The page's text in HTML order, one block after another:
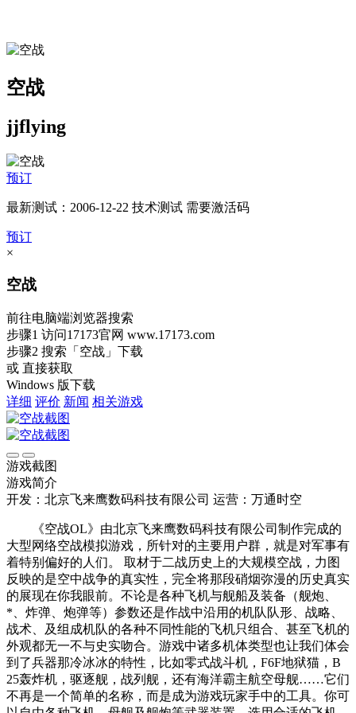
空战
jjflying
预订
最新测试：2006-12-22 技术测试 需要激活码
预订
×
空战
前往电脑端浏览器搜索
步骤1 访问17173官网 www.17173.com
步骤2 搜索 「空战」 下载
或 直接获取
Windows 版下载
详细 评价 新闻 相关游戏
游戏截图
游戏简介
开发：北京飞来鹰数码科技有限公司 运营：万通时空
《空战OL》由北京飞来鹰数码科技有限公司制作完成的
大型网络空战模拟游戏，所针对的主要用户群，就是对军事有
着特别偏好的人们。 取材于二战历史上的大规模空战，力图
反映的是空中战争的真实性，完全将那段硝烟弥漫的历史真实
的展现在你我眼前。不论是各种飞机与舰船及装备（舰炮、
*、炸弹、炮弹等）参数还是作战中沿用的机队队形、战略、
战术、及组成机队的各种不同性能的飞机只组合、甚至飞机的
外观都无一不与史实吻合。游戏中诸多机体类型也让我们体会
到了兵器那冷冰冰的特性，比如零式战斗机，F6F地狱猫，B
25轰炸机，驱逐舰，战列舰，还有海洋霸主航空母舰……它们
不再是一个简单的名称，而是成为游戏玩家手中的工具。你可